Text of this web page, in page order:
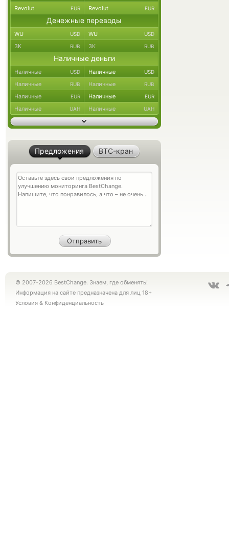
Revolut EUR Revolut EUR
Денежные переводы
WU USD WU USD
ЗК RUB ЗК RUB
Наличные деньги
Наличные USD Наличные USD
Наличные RUB Наличные RUB
Наличные EUR Наличные EUR
Наличные UAH Наличные UAH
Предложения BTC-кран
© 2007-2026 BestChange. Знаем, где обменять!
Информация на сайте предназначена для лиц 18+
Условия & Конфиденциальность